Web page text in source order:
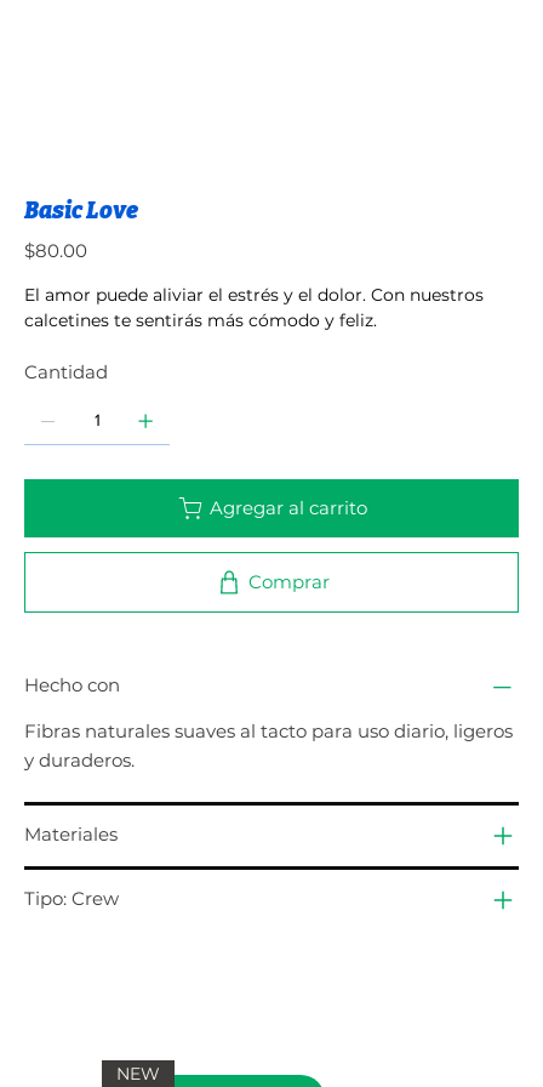
Basic Love
Precio
$80.00
El amor puede aliviar el estrés y el dolor. Con nuestros
calcetines te sentirás más cómodo y feliz.
Cantidad
Agregar al carrito
Comprar
Hecho con
Fibras naturales suaves al tacto para uso diario, ligeros
y duraderos.
Materiales
Tipo: Crew
NEW